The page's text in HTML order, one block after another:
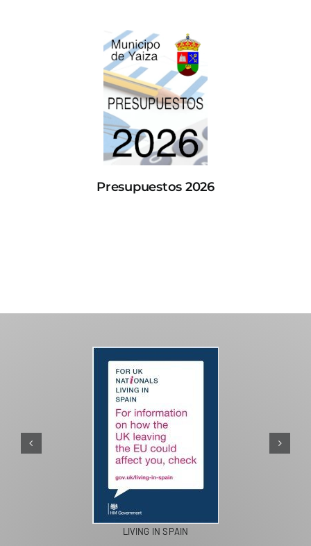
Presupuestos 2026
PASEOS EN CAMELLO